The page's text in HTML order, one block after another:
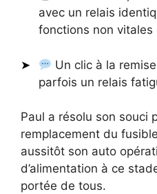
avec un relais
fonctions non vitales
Un clic à la
parfois un relais
Paul a résolu son souci
remplacement du
aussitôt son auto
d’alimentation à ce
portée de tous.